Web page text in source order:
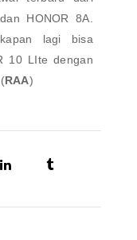
HONOR 8A.
lagi bisa
10 LIte dengan
RAA)